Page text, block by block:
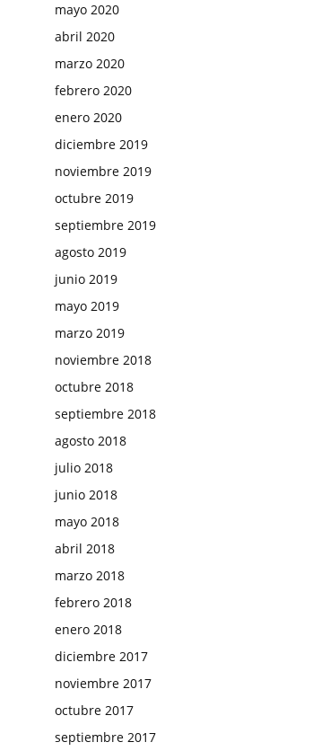
mayo 2020
abril 2020
marzo 2020
febrero 2020
enero 2020
diciembre 2019
noviembre 2019
octubre 2019
septiembre 2019
agosto 2019
junio 2019
mayo 2019
marzo 2019
noviembre 2018
octubre 2018
septiembre 2018
agosto 2018
julio 2018
junio 2018
mayo 2018
abril 2018
marzo 2018
febrero 2018
enero 2018
diciembre 2017
noviembre 2017
octubre 2017
septiembre 2017